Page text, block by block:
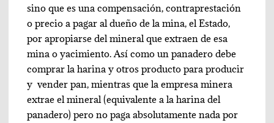
sino que es una compensación, contraprestación
o precio a pagar al dueño de la mina, el Estado,
por apropiarse del mineral que extraen de esa
mina o yacimiento. Así como un panadero debe
comprar la harina y otros producto para producir
y vender pan, mientras que la empresa minera
extrae el mineral (equivalente a la harina del
panadero) pero no paga absolutamente nada por